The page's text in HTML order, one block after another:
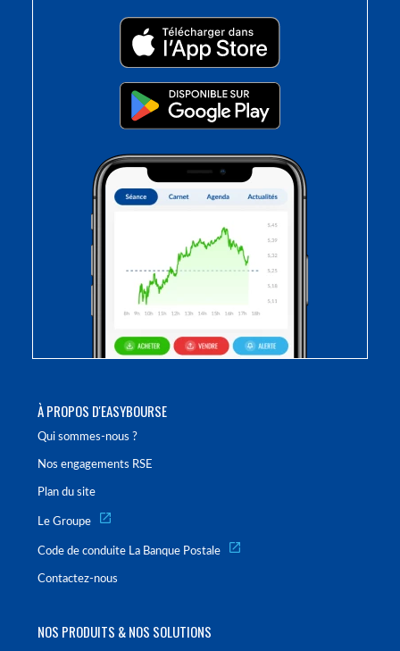
À PROPOS D'EASYBOURSE
Qui sommes-nous ?
Nos engagements RSE
Plan du site
Le Groupe
Code de conduite La Banque Postale
Contactez-nous
NOS PRODUITS & NOS SOLUTIONS